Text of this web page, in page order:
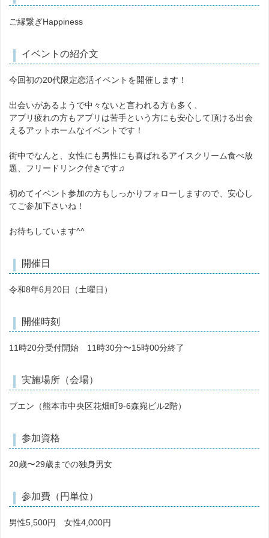
ご縁繋ぎHappiness
イベントの紹介文
今回初の20代限定恋活イベントを開催します！
出会いがあるようで中々ないと言われる方も多く、
アプリ疲れの方もアプリは苦手という方にも安心して頂ける出会
えるアットホームなイベントです！
街中でなんと、女性にも男性にも喜ばれるアイスクリーム食べ放
題、フリードリンク付きです♫
初めてイベント参加の方もしっかりフォローしますので、安心し
てご参加下さいね！
お待ちしています^^
開催日
令和8年6月20日（土曜日）
開催時刻
11時20分受付開始 11時30分〜15時00分終了
実施場所（会場）
ブエン（熊本市中央区花畑町9-6森宛ビル2階）
参加資格
20歳〜29歳までの独身男女
参加費（円単位）
男性5,500円 女性4,000円